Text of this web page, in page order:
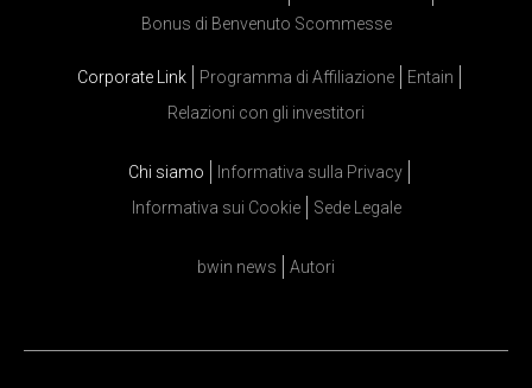
Bonus di Benvenuto Scommesse
Corporate Link Programma di Affiliazione
Entain
Relazioni con gli investitori
Chi siamo
Informativa sulla Privacy
Informativa sui Cookie
Sede Legale
bwin news Autori